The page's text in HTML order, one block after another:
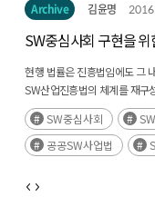
Archive 김윤명
SW중심사회 구현을
개정방안 연구
현행 법률은 진흥법임에도 그
SW산업진흥법의 체계를 재구
SW중심사회
공공SW사업법